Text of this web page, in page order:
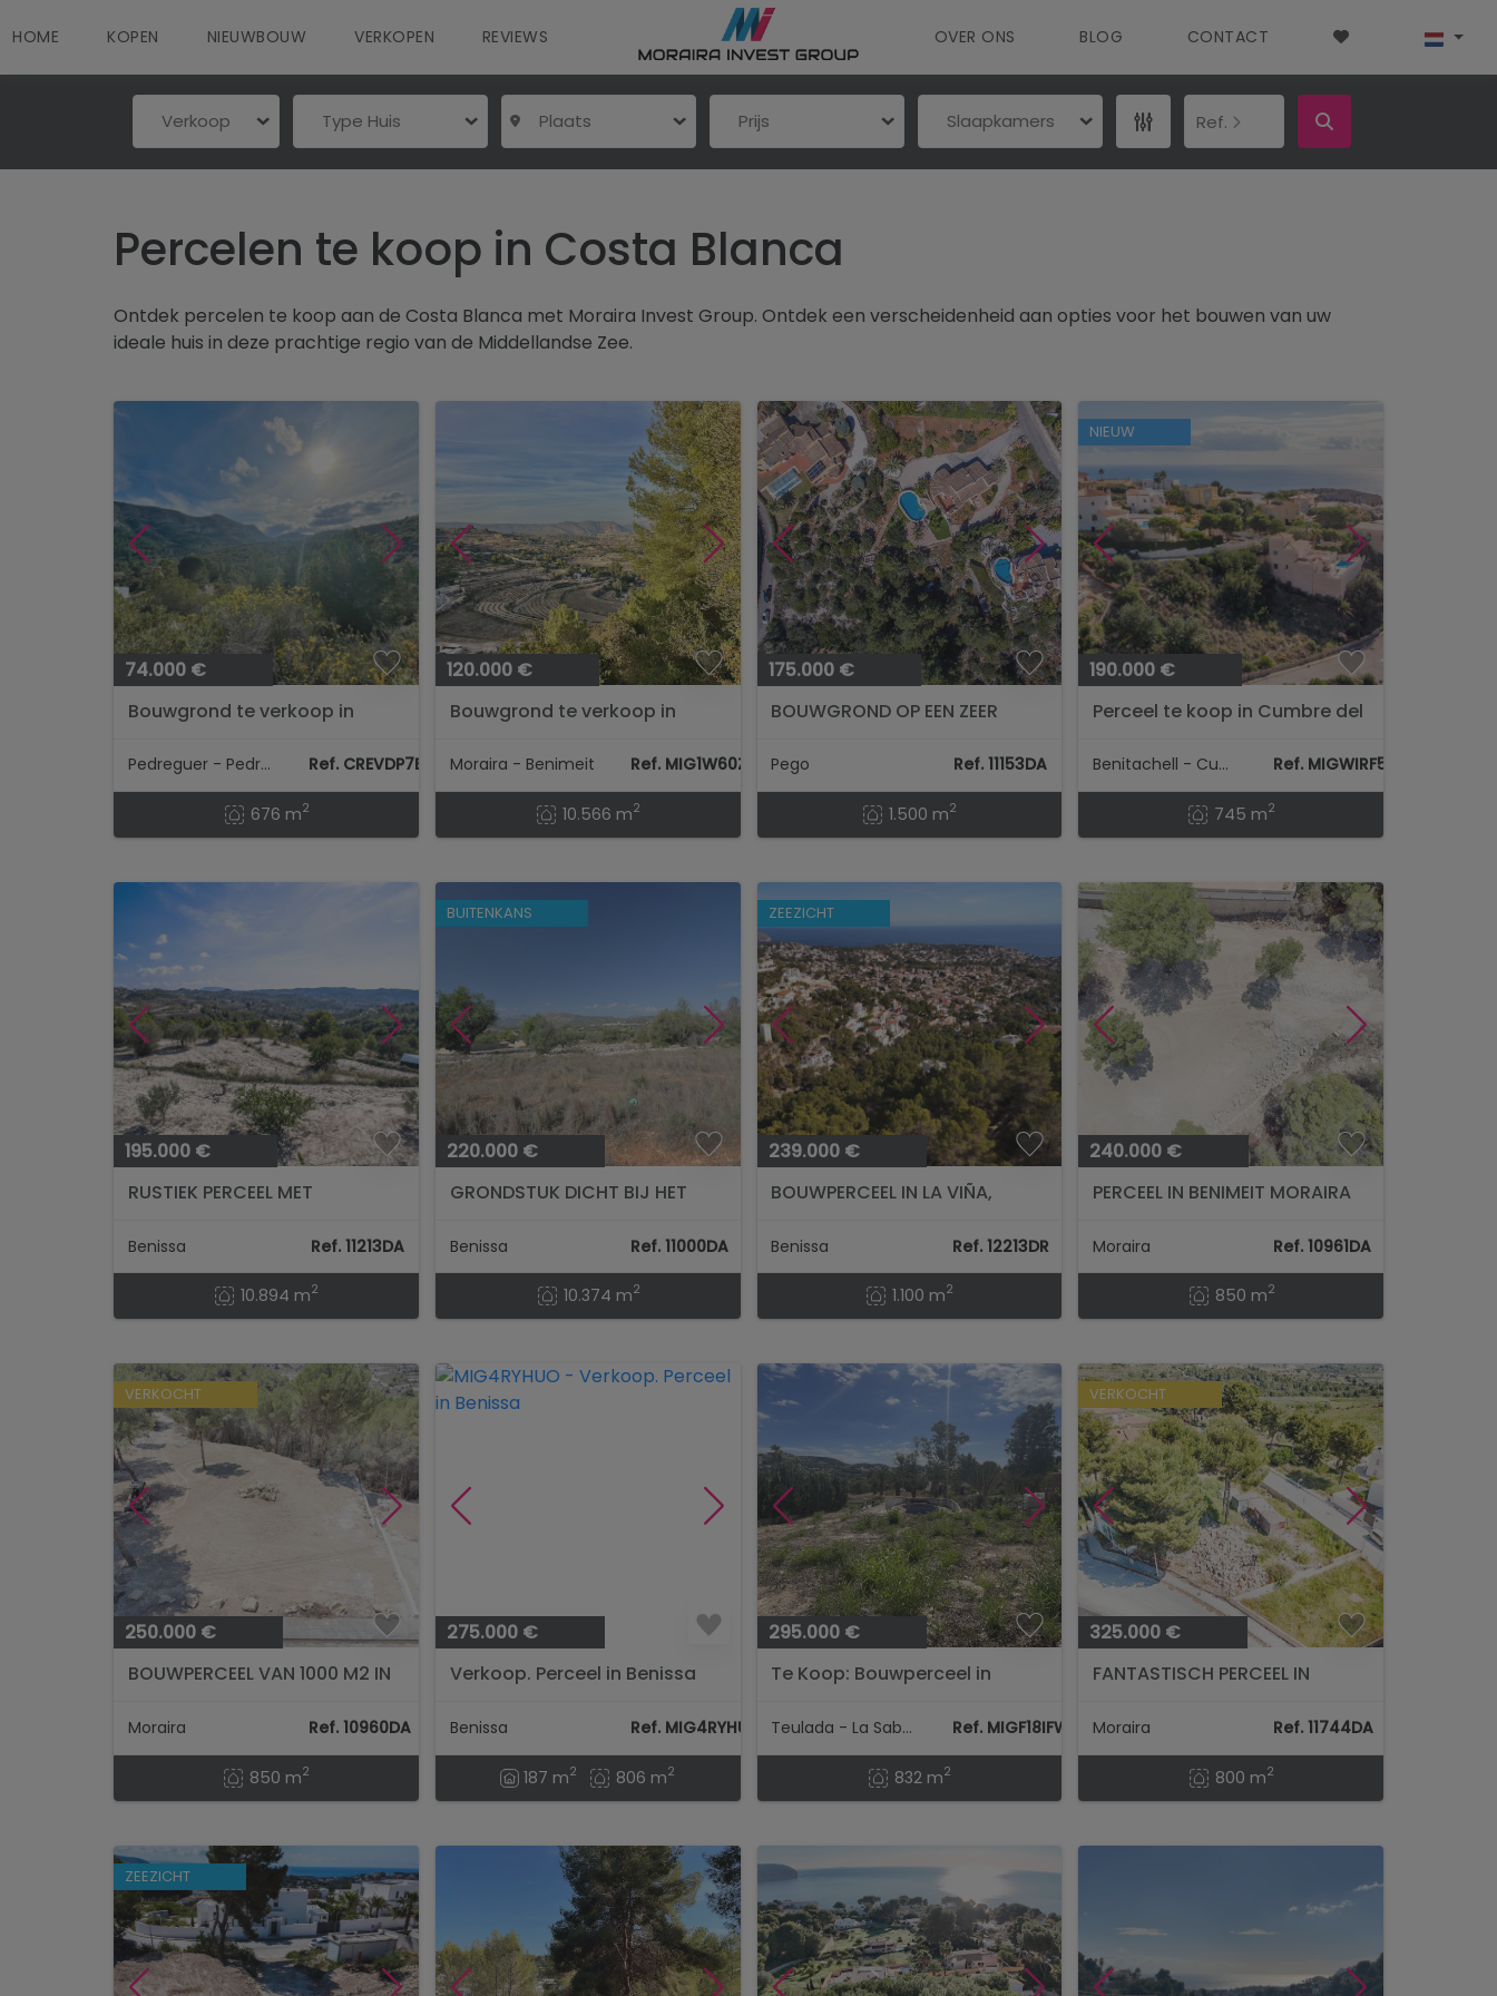
HOME KOPEN NIEUWBOUW VERKOPEN REVIEWS OVER ONS BLOG CONTACT
Verkoop Type Huis Plaats Prijs Slaapkamers Ref.
Percelen te koop in Costa Blanca
Ontdek percelen te koop aan de Costa Blanca met Moraira Invest Group. Ontdek een verscheidenheid aan opties voor het bouwen van uw
ideale huis in deze prachtige regio van de Middellandse Zee.
74.000 €
Bouwgrond te verkoop in
Pedreguer - Pedreguer Ref. CREVDP7B3
676 m2
120.000 €
Bouwgrond te verkoop in
Moraira - Benimeit Ref. MIG1W60Z7A
10.566 m2
175.000 €
BOUWGROND OP EEN ZEER
PEGO...
Pego Ref. 11153DA
1.500 m2
NIEUW
190.000 €
Perceel te koop in Cumbre del
Benitachell - Cumbre Del Sol Ref. MIGWIRF5Q
745 m2
195.000 €
RUSTIEK PERCEEL MET
BENISSA...
Benissa Ref. 11213DA
10.894 m2
BUITENKANS
220.000 €
GRONDSTUK DICHT BIJ HET
Benissa Ref. 11000DA
10.374 m2
ZEEZICHT
239.000 €
BOUWPERCEEL IN LA VIÑA,
Benissa Ref. 12213DR
1.100 m2
240.000 €
PERCEEL IN BENIMEIT MORAIRA
Moraira Ref. 10961DA
850 m2
VERKOCHT
250.000 €
BOUWPERCEEL VAN 1000 M2 IN
Moraira Ref. 10960DA
850 m2
275.000 €
Verkoop. Perceel in Benissa
Benissa Ref. MIG4RYHUO
187 m2 806 m2
295.000 €
Te Koop: Bouwperceel in
Teulada - La Sabatera Ref. MIGF18IFW
832 m2
VERKOCHT
325.000 €
FANTASTISCH PERCEEL IN
ZEE...
Moraira Ref. 11744DA
800 m2
ZEEZICHT